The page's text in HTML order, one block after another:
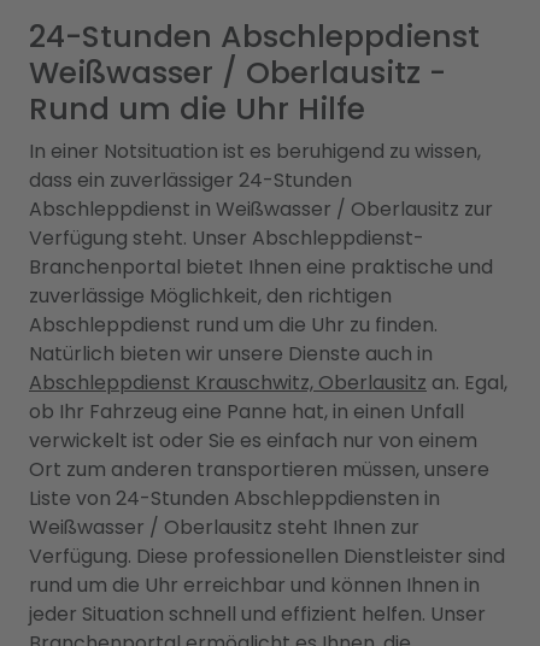
24-Stunden Abschleppdienst
Weißwasser / Oberlausitz -
Rund um die Uhr Hilfe
In einer Notsituation ist es beruhigend zu wissen,
dass ein zuverlässiger 24-Stunden
Abschleppdienst in Weißwasser / Oberlausitz zur
Verfügung steht. Unser Abschleppdienst-
Branchenportal bietet Ihnen eine praktische und
zuverlässige Möglichkeit, den richtigen
Abschleppdienst rund um die Uhr zu finden.
Natürlich bieten wir unsere Dienste auch in
Abschleppdienst Krauschwitz, Oberlausitz an. Egal,
ob Ihr Fahrzeug eine Panne hat, in einen Unfall
verwickelt ist oder Sie es einfach nur von einem
Ort zum anderen transportieren müssen, unsere
Liste von 24-Stunden Abschleppdiensten in
Weißwasser / Oberlausitz steht Ihnen zur
Verfügung. Diese professionellen Dienstleister sind
rund um die Uhr erreichbar und können Ihnen in
jeder Situation schnell und effizient helfen. Unser